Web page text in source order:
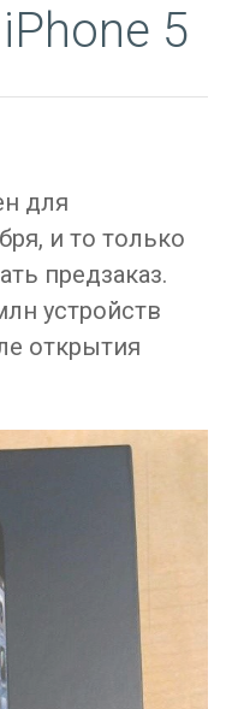
5
для
и то только
предзаказ.
устройств
открытия